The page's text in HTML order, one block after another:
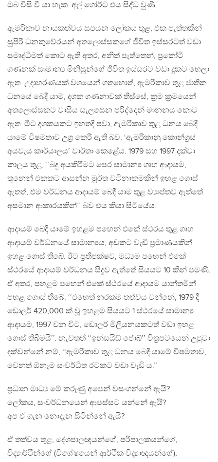
ඔබ විසී වී යා හැක. අල් ගෝර්ට එය සිද්ධ වුණි.
ඇමරිකාව නායකත්වය සපයන ලෝකය තුළ, එක පැත්තකින්
සුපිරි ධනකුවේරයන් අතලොස්සකගේ ජීවිත ඉස්සරටත් වඩා
සමෘද්ධිමත් කොට ඇති අතර, අනිත් පැත්තෙන්, ප‍්‍රකෝටි
ගණනක් සාමාන්‍ය මිනිසුන්ගේ ජීවිත ඉස්සරට වඩා දුකට හෙලා
ඇත. උදාහරණයක් වශයෙන් ගතහොත්, ඇමරිකාව තුළ ජාතික
ධනයේ බෙදී යාම, දශක ගණනාවක් තිස්සේ, ක‍්‍රම ක‍්‍රමයෙන්
අතලොස්සකට වාසිය සැලසෙන පරිද්දෙන් මානනය කොට
ඇත. මීට දශකයකට ඉහතදී පවා, ඇමරිකාව තුළ ධනය බෙදී
යාමේ විෂමතාව උග‍්‍ර කෙරී ඇති බව, ‘ඇමරිකානු කොන්ග‍්‍රස්
අයවැය කාර්යාලය’ වාර්තා කෙළේය. 1979 සහ 1997 දක්වා
කාලය තුළ, ’’බදු අයකිරීමට පෙර සාමාන්‍ය ගෘහ ආදායම,
තුනෙන් එකකට ආසන්න මූර්ත වටිනාකමකින් ඉහළ ගොස්
ඇතත්, එම වර්ධනය ආදායම් බෙදී යාම තුළ ව්‍යාප්තව ඇත්තේ
අසමාන ආකාරයකින්’’ බව එය කියා සිටියේය.
ආදායම් බෙදී යාමේ ඉහළම පහෙන් එකේ ස්ථරය තුළ ගෘහ
ආදායම් වර්ධනයේ සාමාන්‍යය, අඩකට වැඩි ප‍්‍රමාණයකින්
ඉහළ ගොස් තිබේ. ඊට ප‍්‍රතිපක්ෂව, මධ්‍යම පහෙන් එකේ
ස්ථරයේ ආදායම් වර්ධනය සිදුව ඇත්තේ සියයට 10 කින් පමණි.
ඒ අතර, පහළම පහෙන් එකේ ස්ථරයේ ආදායම යාන්තමින්
පහළ ගොස් තිබේ. ‘‘එහෙත් නරකම තත්වය වන්නේ, 1979 දී
ඩොලර් 420,000 ක් වූ ඉහළම සියයට 1 ස්ථරයේ සාමාන්‍ය
ආදායම, 1997 වන විට, ඩොලර් මිලියනයකටත් වඩා ඉහළ
ගොස් තිබීමයි’’. නැවතත් ‘‘ඉන්සයිඞ් ජොබ්’’ චිත‍්‍රපටයෙන් උපුටා
දක්වන්නේ නම්, ‘‘ඇමරිකාව තුළ ධනය බෙදී යාමේ විෂමතාව,
වෙනත් ඕනෑම සංවර්ධිත රටකට වඩා වැඩි ය.’’
ප‍්‍රධාන මාධ්‍ය මේ කරුණු අපෙන් වසංගන්නේ ඇයි?
ලෝකය, සංවර්ධනයෙන් ආපස්සට යන්නේ ඇයි?
අප ඒ ගැන නොදැන සිටින්නේ ඇයි?
ඒ තත්වය තුළ, දේශපාලඥයන්ගේ, පරිපාලකයන්ගේ,
විද්‍යාර්ථීන්ගේ (විශේෂයෙන් ආර්ථික විද්‍යාඥයන්ගේ),